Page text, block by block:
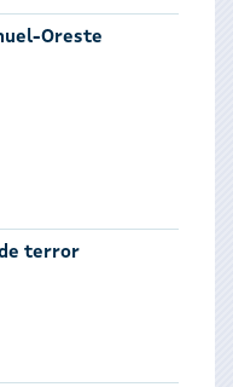
Oreste
de terror